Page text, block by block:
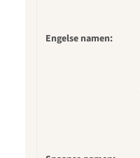
Engelse namen: